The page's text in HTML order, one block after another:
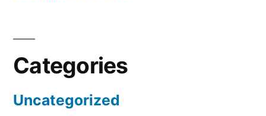
Categories
Uncategorized